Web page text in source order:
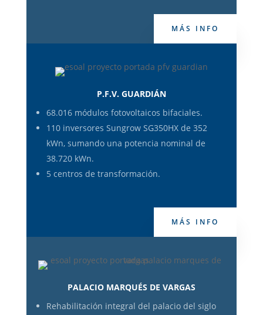
MÁS INFO
P.F.V. GUARDIÁN
68.016 módulos fotovoltaicos bifaciales.
110 inversores Sungrow SG350HX de 352
kWn, sumando una potencia nominal de
38.720 kWn.
5 centros de transformación.
MÁS INFO
PALACIO MARQUÉS DE VARGAS
Rehabilitación integral del palacio del siglo